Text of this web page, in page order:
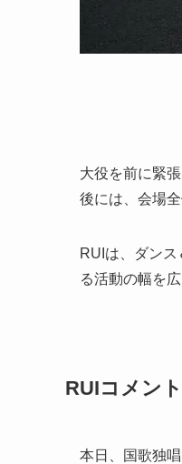
大役を前に緊
後には、会場
RUIは、ダン
る活動の幅を
RUIコメント
本日、国歌独